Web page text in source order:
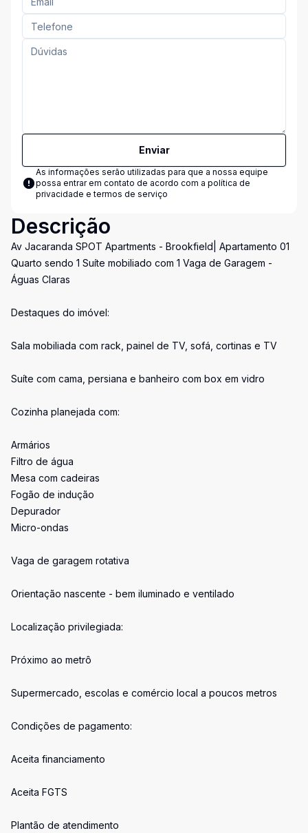
Enviar
As informações serão utilizadas para que a nossa equipe
possa entrar em contato de acordo com a política de
privacidade e termos de serviço
Descrição
Av Jacaranda SPOT Apartments - Brookfield| Apartamento 01
Quarto sendo 1 Suíte mobiliado com 1 Vaga de Garagem -
Águas Claras
Destaques do imóvel:
Sala mobiliada com rack, painel de TV, sofá, cortinas e TV
Suíte com cama, persiana e banheiro com box em vidro
Cozinha planejada com:
Armários
Filtro de água
Mesa com cadeiras
Fogão de indução
Depurador
Micro-ondas
Vaga de garagem rotativa
Orientação nascente - bem iluminado e ventilado
Localização privilegiada:
Próximo ao metrô
Supermercado, escolas e comércio local a poucos metros
Condições de pagamento:
Aceita financiamento
Aceita FGTS
Plantão de atendimento